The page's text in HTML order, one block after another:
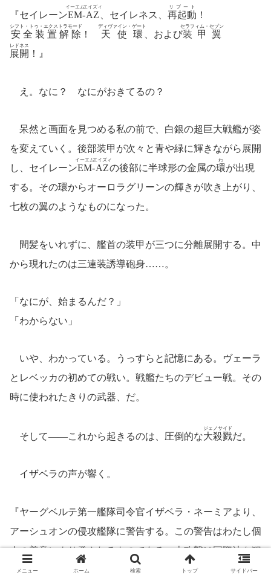
『セイレーンEM
イーエム
-AZ
エイズィ
、セイレネス、 再起動
リブート
！
安全装置解除
シフト・トゥ・エクストラモード
！ 天使環
ディヴァイン・ゲート
、および装甲翼
セラフィム・セブン
展開
レドネス
！』
え。なに？ なにがおきてるの？
呆然と画面を見つめる私の前で、白銀の超巨大戦艦が姿
を変えていく。後部装甲が次々と青や緑に輝きながら展開
し、セイレーンEM
イーエム
-AZ
エイズィ
の後部に半球形の金属の環
わ
が出現
する。その環からオーロラグリーンの輝きが吹き上がり、
七枚の翼のようなものになった。
間髪をいれずに、艦首の装甲が三つに分離展開する。中
から現れたのは三連装誘導砲身……。
「なにが、始まるんだ？」
「わからない」
いや、わかっている。うっすらと記憶にある。ヴェーラ
とレベッカの初めての戦い。戦艦たちのデビュー戦。その
時に使われたきりの武器、だ。
そして――これから起きるのは、圧倒的な大殺戮
ジェノサイド
だ。
イザベラの声が響く。
『ヤーグベルテ第一艦隊司令官イザベラ・ネーミアより、
アーシュオンの侵攻艦隊に警告する。この警告はわたし個
人の善意により発されるものである。本攻撃は国際法を犯
すものに
ず。なれど、本攻撃は一撃で貴艦隊を殲滅する
メニュー ホーム 検索 トップ サイドバー